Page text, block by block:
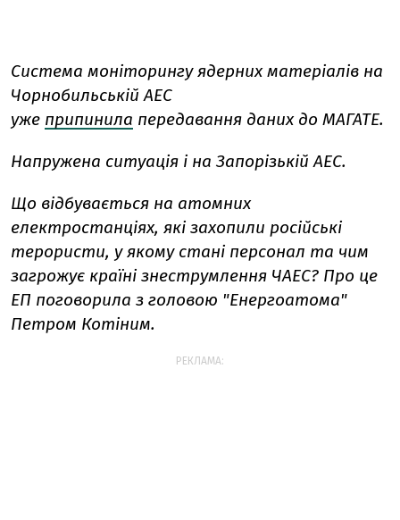
Система моніторингу ядерних матеріалів на
Чорнобильській АЕС
уже припинила передавання даних до МАГАТЕ.
Напружена ситуація і на Запорізькій АЕС.
Що відбувається на атомних
електростанціях, які захопили російські
терористи, у якому стані персонал та чим
загрожує країні знеструмлення ЧАЕС? Про це
ЕП поговорила з головою "Енергоатома"
Петром Котіним.
РЕКЛАМА: